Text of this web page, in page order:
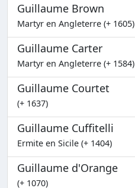
Guillaume Brown
Martyr en Angleterre (+ 1605)
Guillaume Carter
Martyr en Angleterre (+ 1584)
Guillaume Courtet
(+ 1637)
Guillaume Cuffitelli
Ermite en Sicile (+ 1404)
Guillaume d'Orange
(+ 1070)